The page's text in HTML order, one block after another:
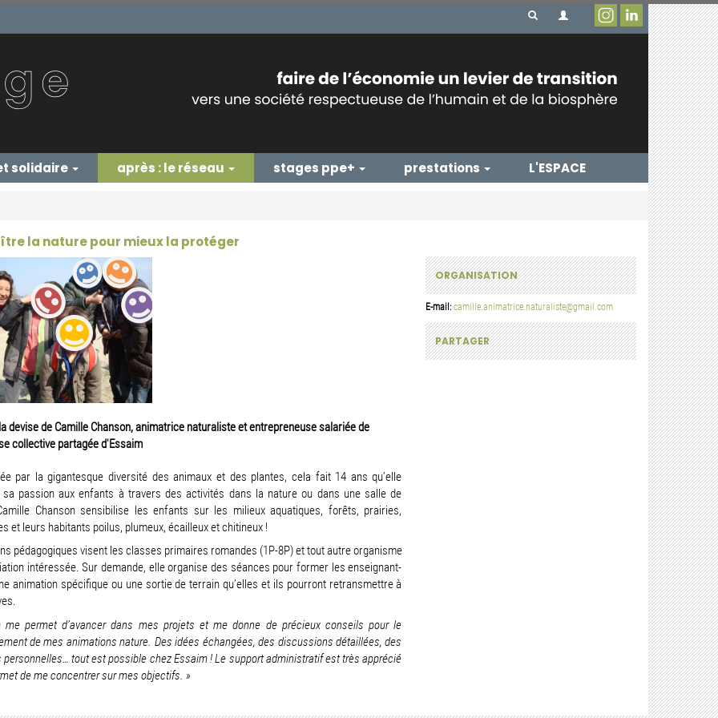
solidaire après : le réseau stages ppe+ prestations L'ESPACE
la nature pour mieux la protéger
devise de Camille Chanson, animatrice naturaliste et entrepreneuse salariée de
collective partagée d'Essaim
par la gigantesque diversité des animaux et des plantes, cela fait 14 ans qu’elle
sa passion aux enfants à travers des activités dans la nature ou dans une salle de
Chanson sensibilise les enfants sur les milieux aquatiques, forêts, prairies,
et leurs habitants poilus, plumeux, écailleux et chitineux !
pédagogiques visent les classes primaires romandes (1P-8P) et tout autre organisme
intéressée. Sur demande, elle organise des séances pour former les enseignant-
animation spécifique ou une sortie de terrain qu’elles et ils pourront retransmettre à
me permet d’avancer dans mes projets et me donne de précieux conseils pour le
de mes animations nature. Des idées échangées, des discussions détaillées, des
personnelles… tout est possible chez Essaim ! Le support administratif est très apprécié
de me concentrer sur mes objectifs. »
ORGANISATION
E-mail:camille.animatrice.naturaliste@gmail.com
PARTAGER